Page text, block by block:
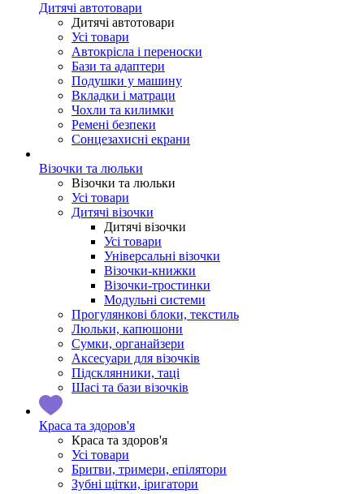
Дитячі автотовари
Дитячі автотовари
Усі товари
Автокрісла і переноски
Бази та адаптери
Подушки у машину
Вкладки і матраци
Чохли та килимки
Ремені безпеки
Сонцезахисні екрани
Візочки та люльки
Візочки та люльки
Усі товари
Дитячі візочки
Дитячі візочки
Усі товари
Універсальні візочки
Візочки-книжки
Візочки-тростинки
Модульні системи
Прогулянкові блоки, текстиль
Люльки, капюшони
Сумки, органайзери
Аксесуари для візочків
Підсклянники, таці
Шасі та бази візочків
Краса та здоров'я
Краса та здоров'я
Усі товари
Бритви, тримери, епілятори
Зубні щітки, іригатори